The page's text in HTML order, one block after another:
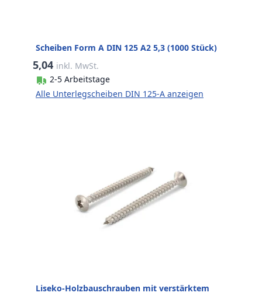
Scheiben Form A DIN 125 A2 5,3 (1000 Stück)
5,04 inkl. MwSt.
2-5 Arbeitstage
Alle Unterlegscheiben DIN 125-A anzeigen
Liseko-Holzbauschrauben mit verstärktem